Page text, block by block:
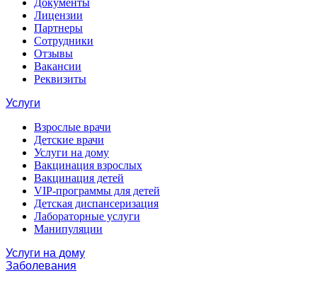
Документы
Лицензии
Партнеры
Сотрудники
Отзывы
Вакансии
Реквизиты
Услуги
Взрослые врачи
Детские врачи
Услуги на дому
Вакцинация взрослых
Вакцинация детей
VIP-программы для детей
Детская диспансеризация
Лабораторные услуги
Манипуляции
Услуги на дому
Заболевания